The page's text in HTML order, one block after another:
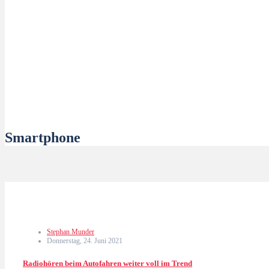
Smartphone
Stephan Munder
Donnerstag, 24. Juni 2021
Radiohören beim Autofahren weiter voll im Trend